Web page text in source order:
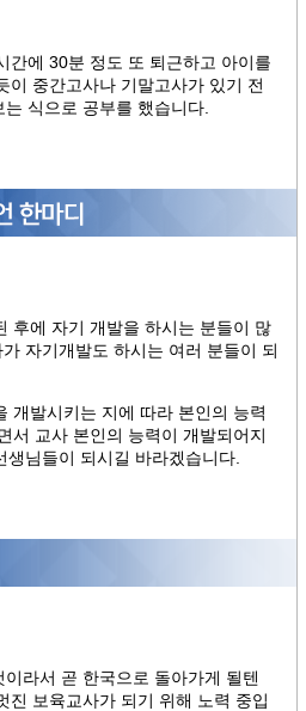
간에 30분 정도 또 퇴근하고 아이를
이 중간고사나 기말고사가 있기 전
식으로 공부를 했습니다.
후에 자기 개발을 하시는 분들이 많
자기개발도 하시는 여러 분들이 되
개발시키는 지에 따라 본인의 능력
서 교사 본인의 능력이 개발되어지
님들이 되시길 바라겠습니다.
라서 곧 한국으로 돌아가게 될텐
진 보육교사가 되기 위해 노력 중입